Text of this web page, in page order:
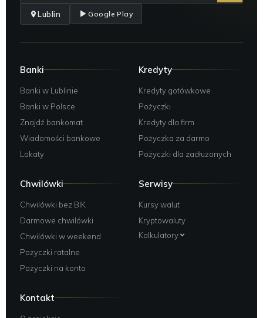
Lublin Google Play
Banki
Banki w Lublinie
Banki w Polsce
Znajdź bankomat
Wiadomości bankowe
Lokaty
Kredyty
Kredyty gotówkowe
Pożyczki
Kredyty dla firm
Pożyczka za darmo
Pożyczki dla zadłużonych
Chwilówki
Chwilówki bez BIK
Darmowe chwilówki
Chwilówki w weekend
Pożyczki ratalne
Pożyczki na konto
Serwisy
Kursy walut
Kryptowaluty
Kalkulatory
Kontakt